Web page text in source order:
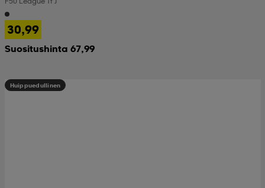
30,99
Suositushinta 67,99
Huippuedullinen